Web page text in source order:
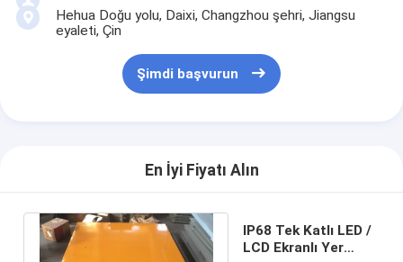
Hehua Doğu yolu, Daixi, Changzhou şehri, Jiangsu
eyaleti, Çin
Şimdi başvurun
En İyi Fiyatı Alın
IP68 Tek Katlı LED /
LCD Ekranlı Yer